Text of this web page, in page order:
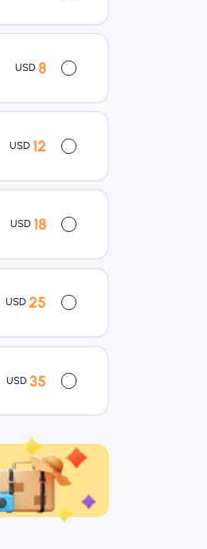
USD 8
USD 12
USD 18
USD 25
USD 35